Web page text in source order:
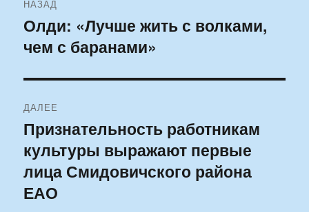
по
записям
НАЗАД
Предыдущая
запись:
Олди: «Лучше жить с волками,
чем с баранами»
ДАЛЕЕ
Следующая
запись:
Признательность работникам
культуры выражают первые
лица Смидовичского района
ЕАО